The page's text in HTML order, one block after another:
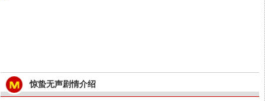
惊蛰无声剧情介绍